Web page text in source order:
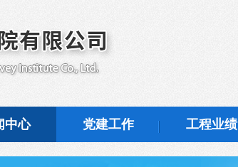
中心 党建工作 工程业绩